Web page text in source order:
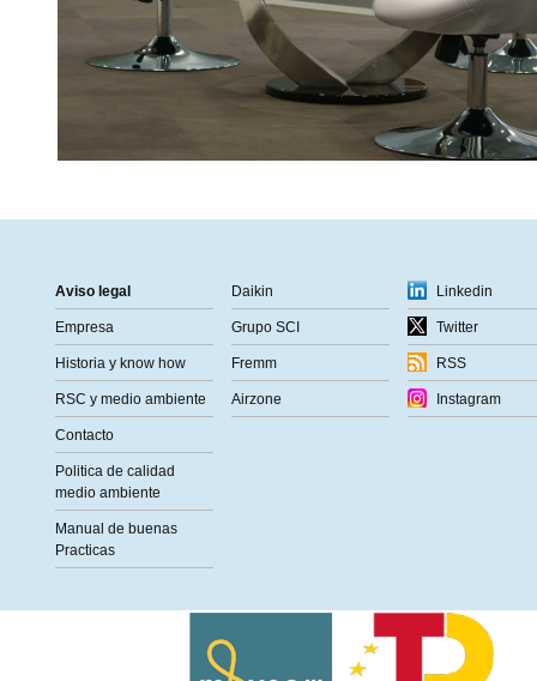
Aviso legal
Empresa
Historia y know how
RSC y medio ambiente
Contacto
Politica de calidad
medio ambiente
Manual de buenas
Practicas
Daikin
Grupo SCI
Fremm
Airzone
Linkedin
Twitter
RSS
Instagram